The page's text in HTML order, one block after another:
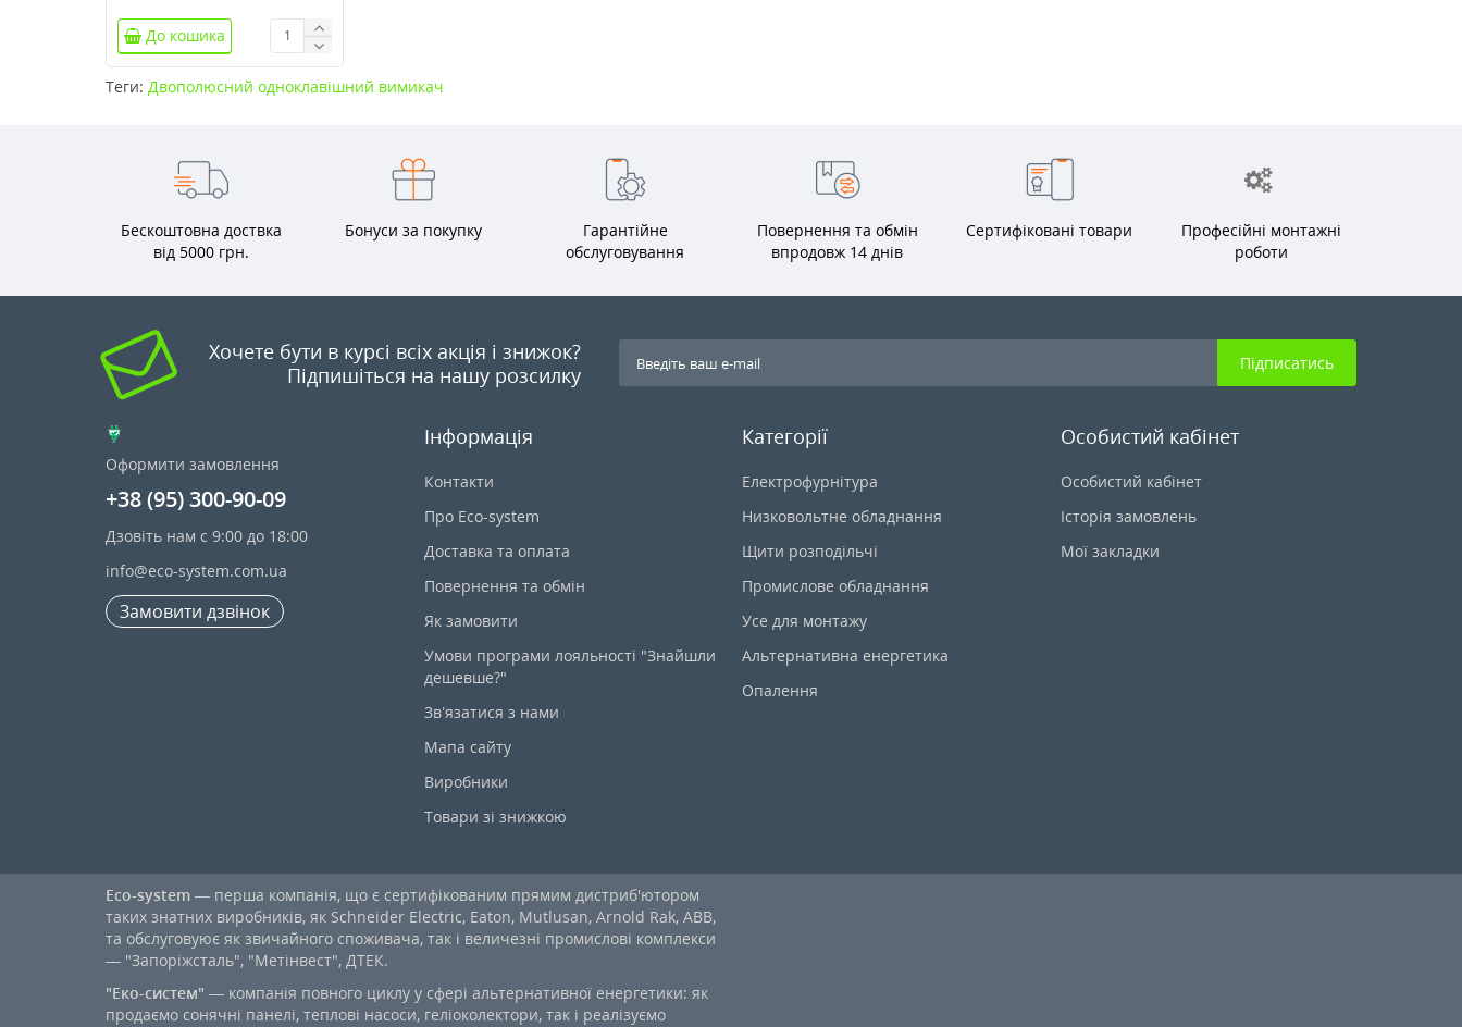
До кошика
Теги: Двополюсний одноклавішний вимикач
Бескоштовна доствка
від 5000 грн.
Бонуси за покупку
Гарантійне
обслуговування
Повернення та обмін
впродовж 14 днів
Сертифіковані товари
Професійні монтажні
роботи
Хочете бути в курсі всіх акція і знижок?
Підпишіться на нашу розсилку
Підписатись
Оформити замовлення
+38 (95) 300-90-09
Дзовіть нам с 9:00 до 18:00
info@eco-system.com.ua
Замовити дзвінок
Інформація
Контакти
Про Eco-system
Доставка та оплата
Повернення та обмін
Як замовити
Умови програми лояльності "Знайшли
дешевше?"
Зв’язатися з нами
Мапа сайту
Виробники
Товари зі знижкою
Категорії
Електрофурнітура
Низковольтне обладнання
Щити розподільчі
Промислове обладнання
Усе для монтажу
Альтернативна енергетика
Опалення
Особистий кабінет
Особистий кабінет
Історія замовлень
Мої закладки
Eco-system — перша компанія, що є сертифікованим прямим дистриб'ютором
таких знатних виробників, як Schneider Electric, Eaton, Mutlusan, Arnold Rak, ABB,
та обслуговуює як звичайного споживача, так і величезні промислові комплекси
— "Запоріжсталь", "Метінвест", ДТЕК.
"Еко-систем" — компанія повного циклу у сфері альтернативної енергетики: як
продаємо сонячні панелі, теплові насоси, геліоколектори, так і реалізуємо